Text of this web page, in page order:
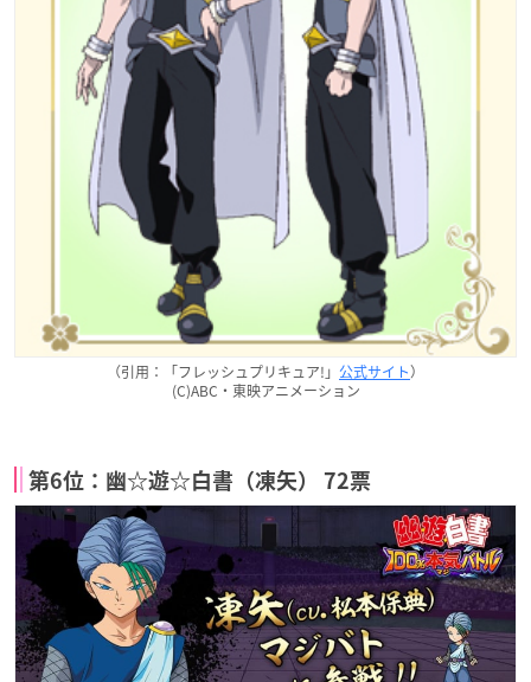
（引用：「フレッシュプリキュア!」 公式サイト）
(C)ABC・東映アニメーション
第6位：幽☆遊☆白書（凍矢） 72票